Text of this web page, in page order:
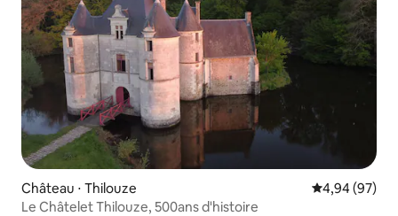
Château ⋅ Thilouze Évaluation
4,94 (97)
Le Châtelet Thilouze, 500ans d'histoire